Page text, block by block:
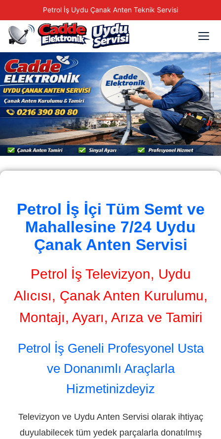
Petrol İş Uydu Çanak Anten Teknik Servisi
Petrol İş İçi Tüm Semt ve
Mahallesine 7/24 Uydu
Çanak Anten Servisi
Petrol İş Televizyon, Uydu
Alıcısı, Çanak Anten Kurulumu,
Montajı, Ayarı, Arıza ve Tamiri
Petrol İş Geneli Profesyonel Usta
ve Donanımlı Araçlarla
Hizmetinizdeyiz
Televizyon ve Uydu Anten Servisi olarak ihtiyaç
duyulabilecek tüm yedek parçalarla donatılmış